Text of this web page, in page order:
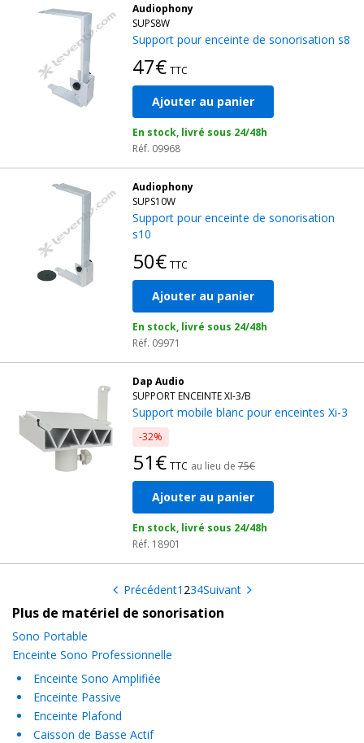
Plus de matériel de sonorisation
Sono Portable
Enceinte Sono Professionnelle
Enceinte Sono Amplifiée
Enceinte Passive
Enceinte Plafond
Caisson de Basse Actif
Audiophony
SUPS8W
Support pour enceinte de sonorisation s8
47€ TTC
Ajouter au panier
En stock, livré sous 24/48h
Réf. 09968
Audiophony
SUPS10W
Support pour enceinte de sonorisation
s10
50€ TTC
Ajouter au panier
En stock, livré sous 24/48h
Réf. 09971
Dap Audio
SUPPORT ENCEINTE XI-3/B
Support mobile blanc pour enceintes Xi-3
-32%
51€ TTC au lieu de 75€
Ajouter au panier
En stock, livré sous 24/48h
Réf. 18901
Précédent1 234Suivant